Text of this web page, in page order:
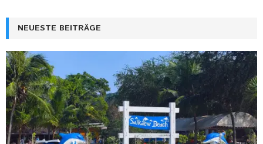
NEUESTE BEITRÄGE